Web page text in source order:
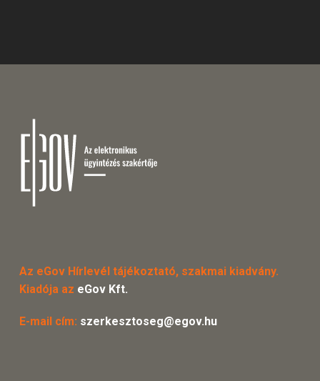
Az eGov Hírlevél tájékoztató, szakmai kiadvány.
Kiadója az eGov Kft.
E-mail cím: szerkesztoseg@egov.hu